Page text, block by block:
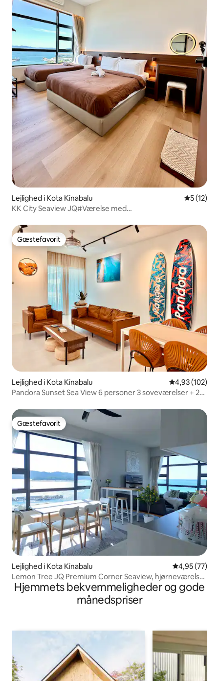
Lejlighed i Kota Kinabalu 5 ud af 5
5 (12)
KK City Seaview JQ#Værelse med
siden af havnen#Gaya Street-T120
Gæstefavorit
Gæstefavorit
Lejlighed i Kota Kinabalu 4,93 ud af 5 i
4,93 (102)
Pandora Sunset Sea View 6 personer 3 soveværelser + 2
Gæstefavorit
Gæstefavorit
Lejlighed i Kota Kinabalu 4,95 ud af 5 i
4,95 (77)
Lemon Tree JQ Premium Corner Seaview, hjørneværelse
med havudsigt, tæt på havnen
Hjemmets bekvemmeligheder og gode
månedspriser